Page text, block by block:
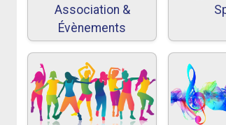
Association &
Évènements